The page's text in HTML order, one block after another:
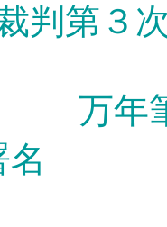
判第３
鑑定